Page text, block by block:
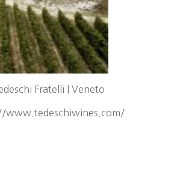
Fratelli | Veneto
www.tedeschiwines.com/